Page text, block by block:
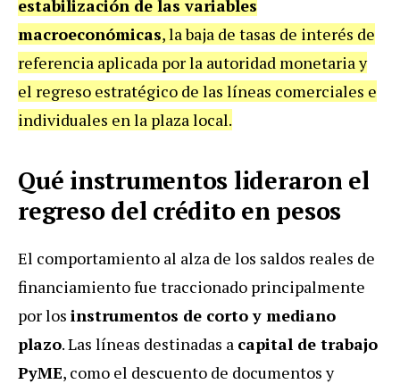
estabilización de las variables
macroeconómicas, la baja de tasas de interés de
referencia aplicada por la autoridad monetaria y
el regreso estratégico de las líneas comerciales e
individuales en la plaza local.
Qué instrumentos lideraron el
regreso del crédito en pesos
El comportamiento al alza de los saldos reales de
financiamiento fue traccionado principalmente
por los instrumentos de corto y mediano
plazo. Las líneas destinadas a capital de trabajo
PyME, como el descuento de documentos y